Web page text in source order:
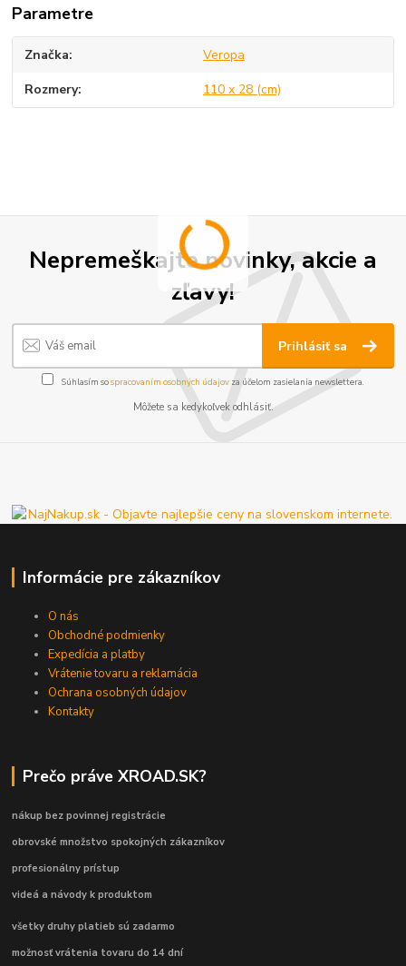
Parametre
Značka Veropa
Rozmery 110 x 28 (cm)
Nepremeškajte novinky, akcie a
zľavy!
Prihlásiť sa
Súhlasím sospracovaním osobných údajov za účelom zasielania newslettera.
Môžete sa kedykoľvek odhlásiť.
Informácie pre zákazníkov
O nás
Obchodné podmienky
Expedícia a platby
Vrátenie tovaru a reklamácia
Ochrana osobných údajov
Kontakty
Prečo práve XROAD.SK?
nákup bez povinnej registrácie
obrovské množstvo spokojných zákazníkov
profesionálny prístup
videá a návody k produktom
všetky druhy platieb sú zadarmo
možnosť vrátenia tovaru do 14 dní